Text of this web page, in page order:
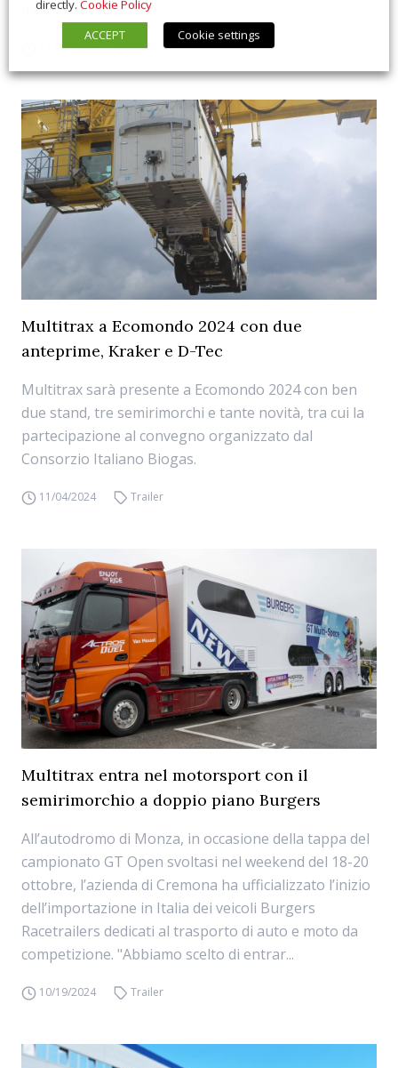
dal 2013 al 2023.
11/07/2024 Eventi
Multitrax a Ecomondo 2024 con due
anteprime, Kraker e D-Tec
Multitrax sarà presente a Ecomondo 2024 con ben
due stand, tre semirimorchi e tante novità, tra cui la
partecipazione al convegno organizzato dal
Consorzio Italiano Biogas.
11/04/2024 Trailer
Multitrax entra nel motorsport con il
semirimorchio a doppio piano Burgers
All’autodromo di Monza, in occasione della tappa del
campionato GT Open svoltasi nel weekend del 18-20
ottobre, l’azienda di Cremona ha ufficializzato l’inizio
dell’importazione in Italia dei veicoli Burgers
Racetrailers dedicati al trasporto di auto e moto da
competizione. "Abbiamo scelto di entrar...
10/19/2024 Trailer
directly. Cookie Policy
ACCEPT
Cookie settings